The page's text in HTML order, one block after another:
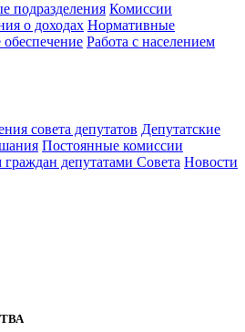
подразделения Комиссии
о доходах Нормативные
Работа с населением
совета депутатов Депутатские
Постоянные комиссии
депутатами Совета Новости